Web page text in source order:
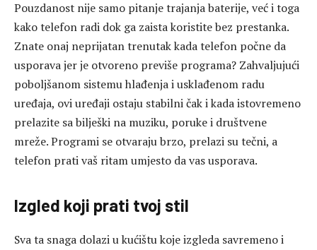
Pouzdanost nije samo pitanje trajanja baterije, već i toga
kako telefon radi dok ga zaista koristite bez prestanka.
Znate onaj neprijatan trenutak kada telefon počne da
usporava jer je otvoreno previše programa? Zahvaljujući
poboljšanom sistemu hlađenja i usklađenom radu
uređaja, ovi uređaji ostaju stabilni čak i kada istovremeno
prelazite sa bilješki na muziku, poruke i društvene
mreže. Programi se otvaraju brzo, prelazi su tečni, a
telefon prati vaš ritam umjesto da vas usporava.
Izgled koji prati tvoj stil
Sva ta snaga dolazi u kućištu koje izgleda savremeno i